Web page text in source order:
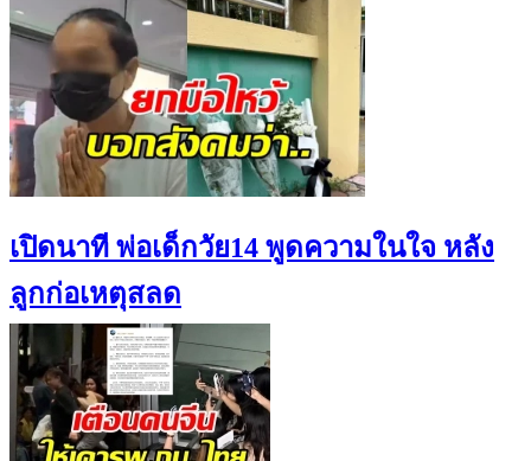
เปิดนาที พ่อเด็กวัย14 พูดความในใจ หลัง
ลูกก่อเหตุสลด